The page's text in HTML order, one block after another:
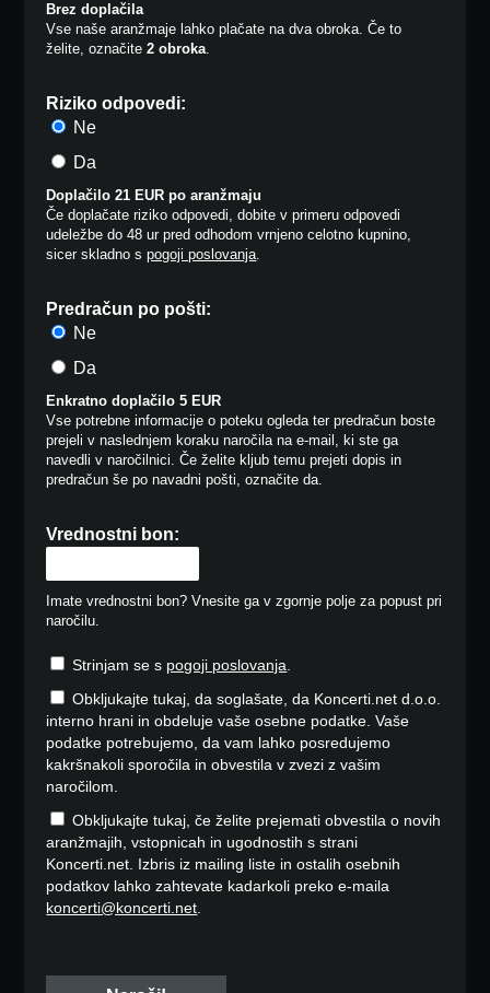
Brez doplačila
Vse naše aranžmaje lahko plačate na dva obroka. Če to
želite, označite2 obroka.
Riziko odpovedi:
Ne
Da
Doplačilo 21 EUR po aranžmaju
Če doplačate riziko odpovedi, dobite v primeru odpovedi
udeležbe do 48 ur pred odhodom vrnjeno celotno kupnino,
sicer skladno spogoji poslovanja.
Predračun po pošti:
Ne
Da
Enkratno doplačilo 5 EUR
Vse potrebne informacije o poteku ogleda ter predračun boste
prejeli v naslednjem koraku naročila na e-mail, ki ste ga
navedli v naročilnici. Če želite kljub temu prejeti dopis in
predračun še po navadni pošti, označite da.
Vrednostni bon:
Imate vrednostni bon? Vnesite ga v zgornje polje za popust pri
naročilu.
Strinjam se s pogoji poslovanja.
Obkljukajte tukaj, da soglašate, da Koncerti.net d.o.o.
interno hrani in obdeluje vaše osebne podatke. Vaše
podatke potrebujemo, da vam lahko posredujemo
kakršnakoli sporočila in obvestila v zvezi z vašim
naročilom.
Obkljukajte tukaj, če želite prejemati obvestila o novih
aranžmajih, vstopnicah in ugodnostih s strani
Koncerti.net. Izbris iz mailing liste in ostalih osebnih
podatkov lahko zahtevate kadarkoli preko e-maila
koncerti@koncerti.net.